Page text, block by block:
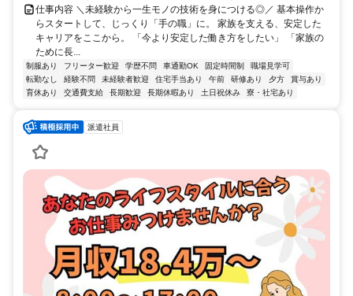
仕事内容 ＼未経験から一生モノの技術を身につける◎／ 基本操作か
らスタートして、じっくり「手の職」に。 家族を支える、安定した
キャリアをここから。 「今より安定した働き方をしたい」 「家族の
ために長...
制服あり フリーター歓迎 学歴不問 車通勤OK 固定時間制
職場見学可
転勤なし
経験不問 未経験者歓迎 住宅手当あり 午前 研修あり 夕方
賞与あり
育休あり
交通費支給 長期歓迎 長期休暇あり 土日祝休み 寮・社宅あり
派遣社員